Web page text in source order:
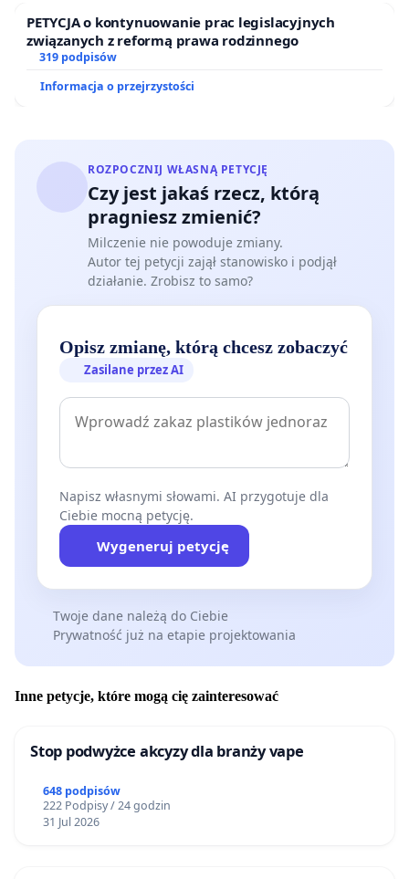
PETYCJA o kontynuowanie prac legislacyjnych
związanych z reformą prawa rodzinnego
319 podpisów
Informacja o przejrzystości
ROZPOCZNIJ WŁASNĄ PETYCJĘ
Czy jest jakaś rzecz, którą
pragniesz zmienić?
Milczenie nie powoduje zmiany.
Autor tej petycji zajął stanowisko i podjął
działanie. Zrobisz to samo?
Opisz zmianę, którą chcesz zobaczyć
Zasilane przez AI
Napisz własnymi słowami. AI przygotuje dla
Ciebie mocną petycję.
Wygeneruj petycję
Twoje dane należą do Ciebie
Prywatność już na etapie projektowania
Inne petycje, które mogą cię zainteresować
Stop podwyżce akcyzy dla branży vape
648 podpisów
222 Podpisy / 24 godzin
31 Jul 2026